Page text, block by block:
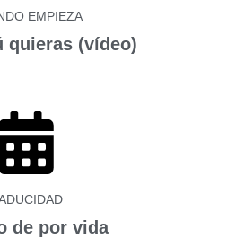
EMPIEZA
quieras (vídeo)
de por vida